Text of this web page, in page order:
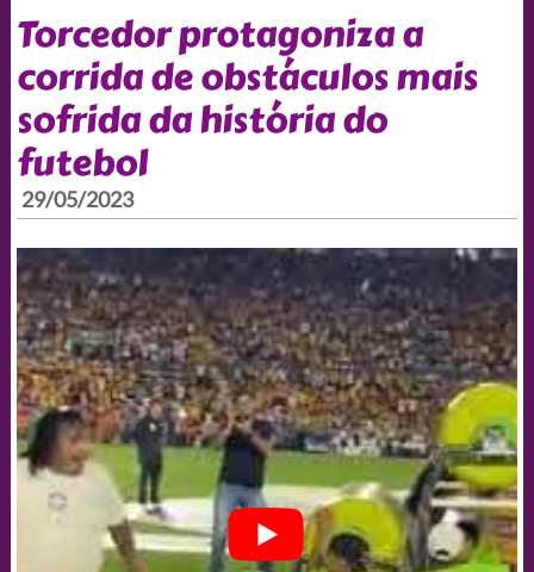
Torcedor protagoniza a
corrida de obstáculos mais
sofrida da história do
futebol
29/05/2023